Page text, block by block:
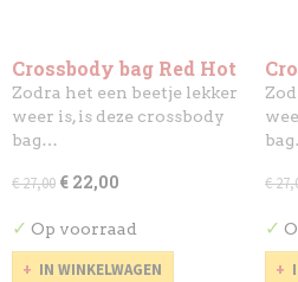
Crossbody bag Red Hot
Chili Peppers
Zodra het een beetje lekker
weer is, is deze crossbody
bag…
€ 27,00 € 22,00
✓ Op voorraad
IN WINKELWAGEN
€
✓